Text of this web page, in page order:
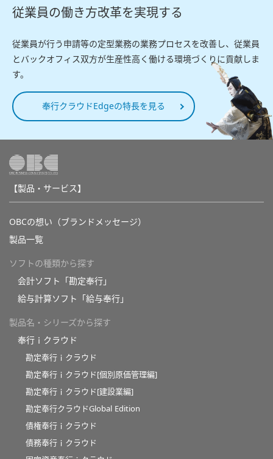
従業員の働き方改革を実現する
従業員が行う申請等の定型業務の業務プロセスを改善し、従業員
とバックオフィス双方が生産性高く働ける環境づくりに貢献しま
す。
奉行クラウドEdgeの特長を見る
【製品・サービス】
OBCの想い（ブランドメッセージ）
製品一覧
ソフトの種類から探す
会計ソフト「勘定奉行」
給与計算ソフト「給与奉行」
製品名・シリーズから探す
奉行ｉクラウド
勘定奉行ｉクラウド
勘定奉行ｉクラウド[個別原価管理編]
勘定奉行ｉクラウド[建設業編]
勘定奉行クラウドGlobal Edition
債権奉行ｉクラウド
債務奉行ｉクラウド